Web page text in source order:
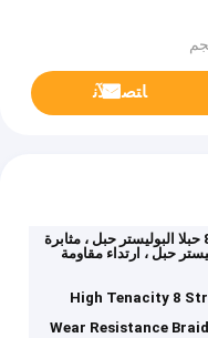
ﺎﺘﺼﻟ ﺍﻶﻧ
ارتداء المقاومة 8 حبلا البوليستر حبل ، مثابرة
البوليستر حبل ، ارتداء مقاومة
High Tenacity 8
Wear Resistance